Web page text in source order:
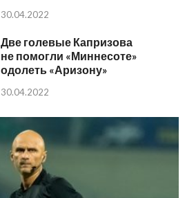
30.04.2022
Две голевые Капризова
не помогли «Миннесоте»
одолеть «Аризону»
30.04.2022